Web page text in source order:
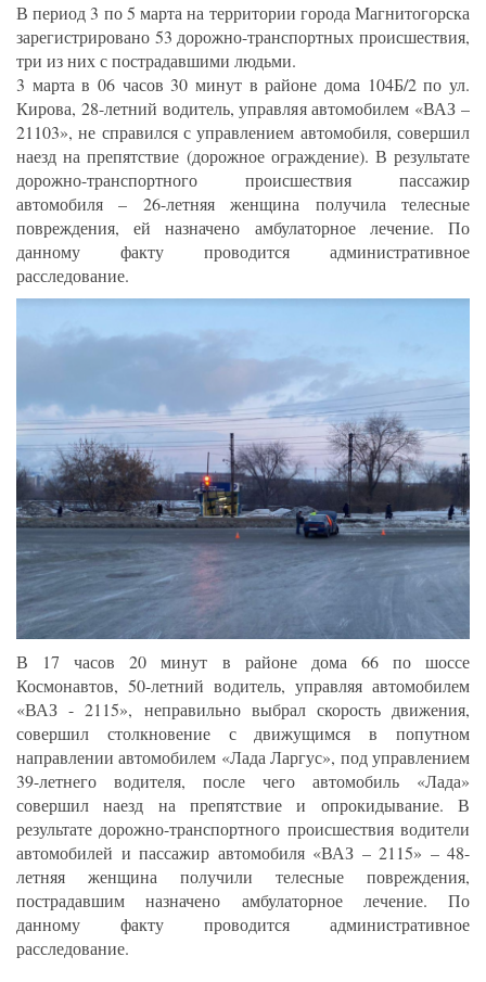
В период 3 по 5 марта на территории города Магнитогорска
зарегистрировано 53 дорожно-транспортных происшествия,
три из них с пострадавшими людьми.
3 марта в 06 часов 30 минут в районе дома 104Б/2 по ул.
Кирова, 28-летний водитель, управляя автомобилем «ВАЗ –
21103», не справился с управлением автомобиля, совершил
наезд на препятствие (дорожное ограждение). В результате
дорожно-транспортного происшествия пассажир
автомобиля – 26-летняя женщина получила телесные
повреждения, ей назначено амбулаторное лечение. По
данному факту проводится административное
расследование.
В 17 часов 20 минут в районе дома 66 по шоссе
Космонавтов, 50-летний водитель, управляя автомобилем
«ВАЗ - 2115», неправильно выбрал скорость движения,
совершил столкновение с движущимся в попутном
направлении автомобилем «Лада Ларгус», под управлением
39-летнего водителя, после чего автомобиль «Лада»
совершил наезд на препятствие и опрокидывание. В
результате дорожно-транспортного происшествия водители
автомобилей и пассажир автомобиля «ВАЗ – 2115» – 48-
летняя женщина получили телесные повреждения,
пострадавшим назначено амбулаторное лечение. По
данному факту проводится административное
расследование.